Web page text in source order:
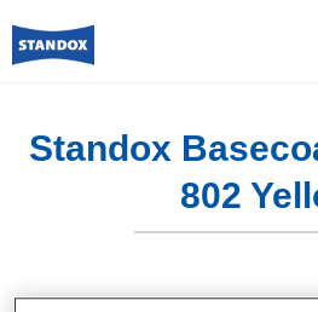
Standox
802